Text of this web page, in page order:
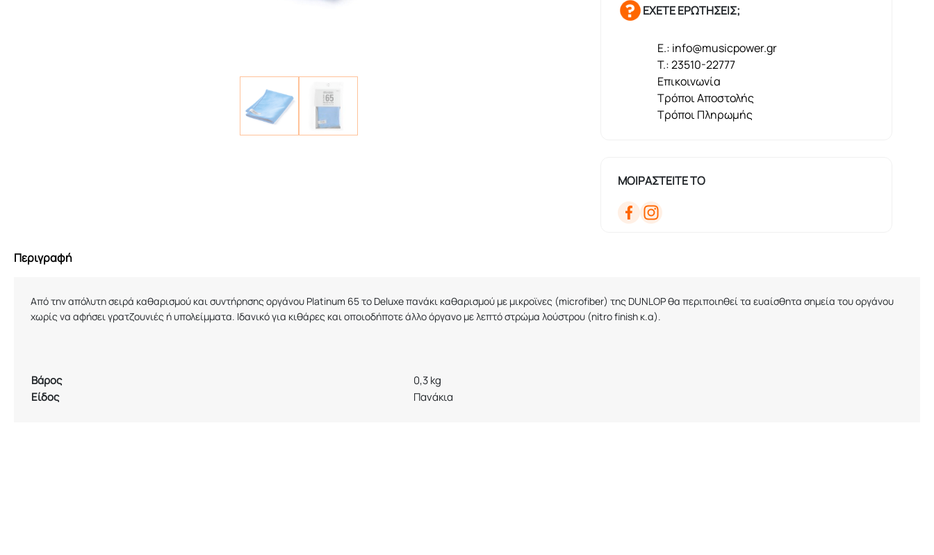
ΕΧΕΤΕ ΕΡΩΤΗΣΕΙΣ;
E.: info@musicpower.gr
T.: 23510-22777
Επικοινωνία
Τρόποι Αποστολής
Τρόποι Πληρωμής
ΜΟΙΡΑΣΤΕΙΤΕ ΤΟ
Περιγραφή
Από την απόλυτη σειρά καθαρισμού και συντήρησης οργάνου Platinum 65 το Deluxeπανάκι καθαρισμού με μικροϊνες (microfiber) της DUNLOPθα περιποιηθεί τα ευαίσθητα σημεία του οργάνου
χωρίς να αφήσει γρατζουνιές ή υπολείμματα. Ιδανικό για κιθάρες και οποιοδήποτε άλλο όργανο με λεπτό στρώμα λούστρου (nitrofinish κ.α).
Βάρος
0,3 kg
Είδος
Πανάκια